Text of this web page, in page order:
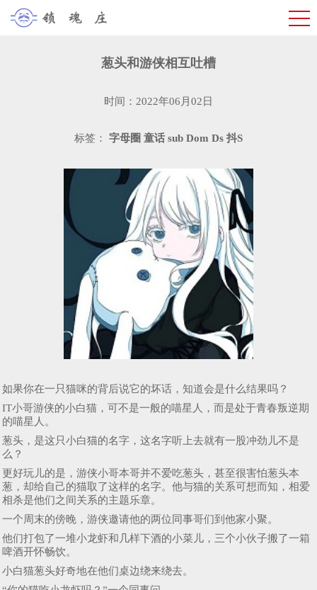
葱头和游侠相互吐槽
时间：2022年06月02日
标签： 字母圈 童话 sub Dom Ds 抖S
如果你在一只猫咪的背后说它的坏话，知道会是什么结果吗？
IT小哥游侠的小白猫，可不是一般的喵星人，而是处于青春叛逆期
的喵星人。
葱头，是这只小白猫的名字，这名字听上去就有一股冲劲儿不是
么？
更好玩儿的是，游侠小哥本哥并不爱吃葱头，甚至很害怕葱头本
葱，却给自己的猫取了这样的名字。他与猫的关系可想而知，相爱
相杀是他们之间关系的主题乐章。
一个周末的傍晚，游侠邀请他的两位同事哥们到他家小聚。
他们打包了一堆小龙虾和几样下酒的小菜儿，三个小伙子搬了一箱
啤酒开怀畅饮。
小白猫葱头好奇地在他们桌边绕来绕去。